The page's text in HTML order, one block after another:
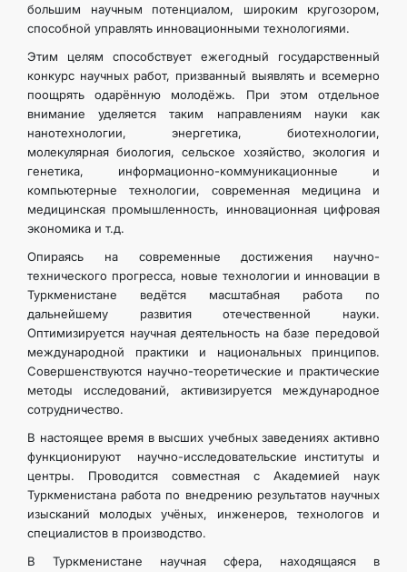
большим научным потенциалом, широким кругозором,
способной управлять инновационными технологиями.
Этим целям способствует ежегодный государственный
конкурс научных работ, призванный выявлять и всемерно
поощрять одарённую молодёжь. При этом отдельное
внимание уделяется таким направлениям науки как
нанотехнологии, энергетика, биотехнологии,
молекулярная биология, сельское хозяйство, экология и
генетика, информационно-коммуникационные и
компьютерные технологии, современная медицина и
медицинская промышленность, инновационная цифровая
экономика и т.д.
Опираясь на современные достижения научно-
технического прогресса, новые технологии и инновации в
Туркменистане ведётся масштабная работа по
дальнейшему развития отечественной науки.
Оптимизируется научная деятельность на базе передовой
международной практики и национальных принципов.
Совершенствуются научно-теоретические и практические
методы исследований, активизируется международное
сотрудничество.
В настоящее время в высших учебных заведениях активно
функционируют научно-исследовательские институты и
центры. Проводится совместная с Академией наук
Туркменистана работа по внедрению результатов научных
изысканий молодых учёных, инженеров, технологов и
специалистов в производство.
В Туркменистане научная сфера, находящаяся в